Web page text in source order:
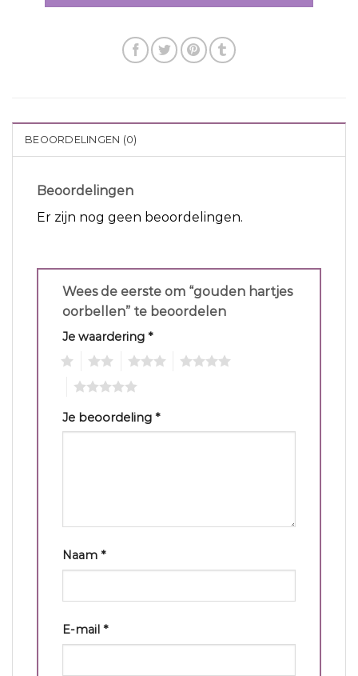
BEOORDELINGEN (0)
Beoordelingen
Er zijn nog geen beoordelingen.
Wees de eerste om “gouden hartjes
oorbellen” te beoordelen
Je waardering *
Je beoordeling *
Naam *
E-mail *